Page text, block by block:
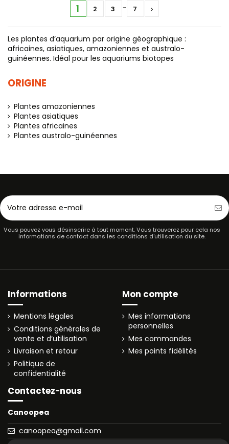
1 2 3 … 7
Les plantes d’aquarium par origine géographique :
africaines, asiatiques, amazoniennes et australo-
guinéennes. Idéal pour les aquariums biotopes
ORIGINE
Plantes amazoniennes
Plantes asiatiques
Plantes africaines
Plantes australo-guinéennes
Vous pouvez vous désinscrire à tout moment. Vous trouverez pour cela nos
informations de contact dans les conditions d'utilisation du site.
Informations
Mentions légales
Conditions générales de
vente et d’utilisation
Livraison et retour
Politique de
confidentialité
Mon compte
Mes informations
personnelles
Mes commandes
Mes points fidélités
Contactez-nous
Canoopea
canoopea@gmail.com